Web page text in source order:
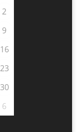
2
9
16
23
30
6